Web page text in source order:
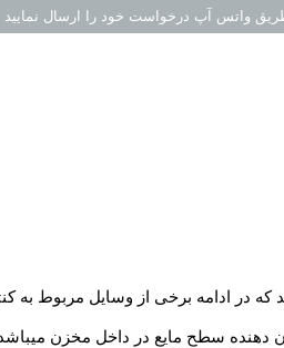
واتس آپ درخواست خود را ارسال نمایید
در ادامه برخی از وسایل مربوط به
دهنده سطح مایع در داخل مخزن